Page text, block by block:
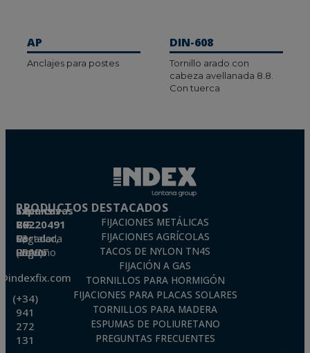
AP
Anclajes para postes
DIN-608
Tornillo arado con
cabeza avellanada 8.8.
Con tuerca
Técnicas Expansivas S.L.
CIF: B-26220491
P. I. La Portalada II, C/ Segador, 13
26006 · Logroño (La Rioja) · SPAIN
(+34)
941
272
131
PRODUCTOS DESTACADOS
FIJACIONES METÁLICAS
FIJACIONES AGRÍCOLAS
TACOS DE NYLON TN4S
FIJACIÓN A GAS
TORNILLOS PARA HORMIGÓN
FIJACIONES PARA PLACAS SOLARES
TORNILLOS PARA MADERA
ESPUMAS DE POLIURETANO
PREGUNTAS FRECUENTES